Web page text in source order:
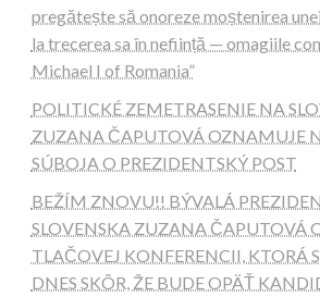
pregătește să onoreze moștenirea
la trecerea sa în neființă — omagiile
Michael I of Romania”
POLITICKÉ ZEMETRASENIE NA
ZUZANA ČAPUTOVÁ OZNAMUJE
SÚBOJA O PREZIDENTSKÝ POST
BEŽÍM ZNOVU!! BÝVALÁ
SLOVENSKA ZUZANA ČAPUTOVÁ
TLAČOVEJ KONFERENCII, KTORÁ
DNES SKÔR, ŽE BUDE OPÄŤ